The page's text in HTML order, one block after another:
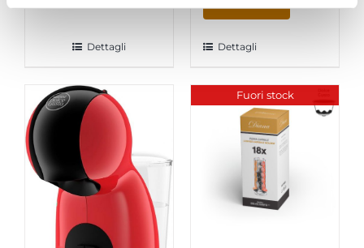
Dettagli
Krups
Macchina
Caffe
"DolceGusto"
quantità
Dettagli
Fuori stock